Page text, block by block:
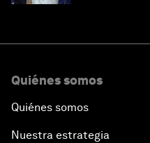
Quiénes somos
Quiénes somos
Nuestra estrategia